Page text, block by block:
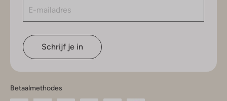
Schrijf je in
Betaalmethodes